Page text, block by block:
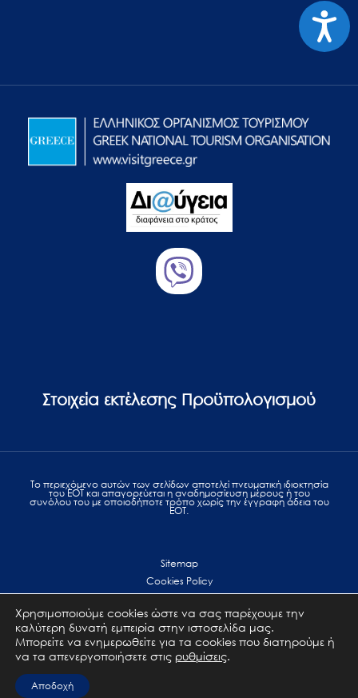
Στοιχεία εκτέλεσης Προϋπολογισμού
Το περιεχόμενο αυτών των σελίδων αποτελεί πvευματική ιδιοκτησία
του ΕΟΤ και απαγορεύεται η αναδημοσίευση μέρους ή του
συνόλου του με οποιοδήποτε τρόπο χωρίς την έγγραφη άδεια του
ΕΟΤ.
Sitemap
Cookies Policy
Personal Data Protection
Terms of use
Επικοινωνία
Χρησιμοποιούμε cookies ώστε να σας παρέχουμε την
καλύτερη δυνατή εμπειρία στην ιστοσελίδα μας.
Μπορείτε να ενημερωθείτε για τα cookies που διατηρούμε ή
να τα απενεργοποιήσετε στις ρυθμίσεις.
Αποδοχή